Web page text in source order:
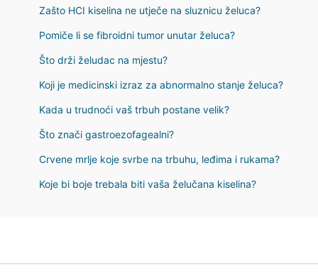
Zašto HCI kiselina ne utječe na sluznicu želuca?
Pomiče li se fibroidni tumor unutar želuca?
Što drži želudac na mjestu?
Koji je medicinski izraz za abnormalno stanje želuca?
Kada u trudnoći vaš trbuh postane velik?
Što znači gastroezofagealni?
Crvene mrlje koje svrbe na trbuhu, leđima i rukama?
Koje bi boje trebala biti vaša želučana kiselina?